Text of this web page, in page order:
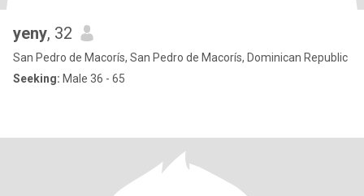
yeny, 32
San Pedro de Macorís, San Pedro de Macorís, Dominican Republic
Seeking: Male 36 - 65